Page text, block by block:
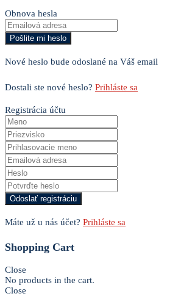
Obnova hesla
Nové heslo bude odoslané na Váš email
Dostali ste nové heslo? Prihláste sa
Registrácia účtu
Máte už u nás účet? Prihláste sa
Shopping Cart
Close
No products in the cart.
Close